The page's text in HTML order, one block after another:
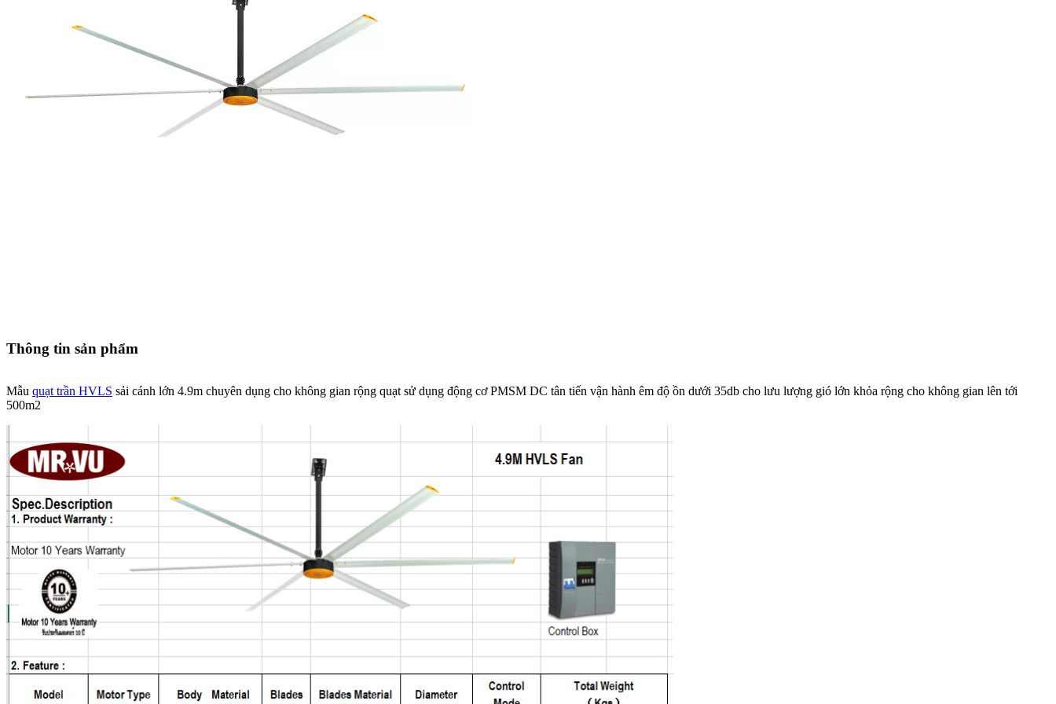
Thông tin sản phẩm
Mẫu quạt trần HVLS sải cánh lớn 4.9m chuyên dụng cho không gian rộng quạt sử dụng động cơ PMSM DC tân tiến vận hành êm độ ồn dưới 35db cho lưu lượng gió lớn khỏa rộng cho không gian lên tới
500m2